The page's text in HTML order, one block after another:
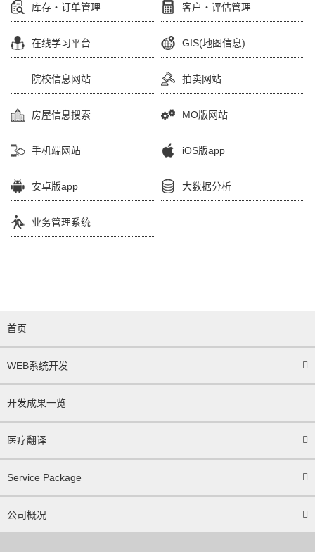
库存・订单管理 客户・评估管理
在线学习平台 GIS(地图信息)
院校信息网站 拍卖网站
房屋信息搜索 MO版网站
手机端网站 iOS版app
安卓版app 大数据分析
业务管理系统
首页
WEB系统开发
开发成果一览
医疗翻译
Service Package
公司概况